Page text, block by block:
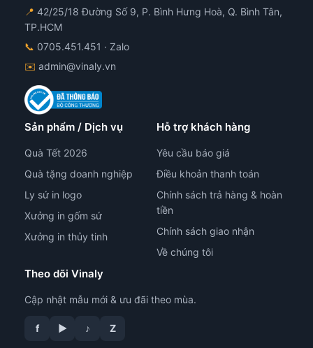
📍 42/25/18 Đường Số 9, P. Bình Hưng Hoà, Q. Bình Tân,
TP.HCM
📞 0705.451.451 · Zalo
✉️ admin@vinaly.vn
Sản phẩm / Dịch vụ
Quà Tết 2026
Quà tặng doanh nghiệp
Ly sứ in logo
Xưởng in gốm sứ
Xưởng in thủy tinh
Hỗ trợ khách hàng
Yêu cầu báo giá
Điều khoản thanh toán
Chính sách trả hàng & hoàn
tiền
Chính sách giao nhận
Về chúng tôi
Theo dõi Vinaly
Cập nhật mẫu mới & ưu đãi theo mùa.
f ▶ ♪ Z